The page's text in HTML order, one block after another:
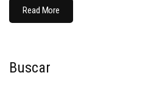
Read More
Buscar